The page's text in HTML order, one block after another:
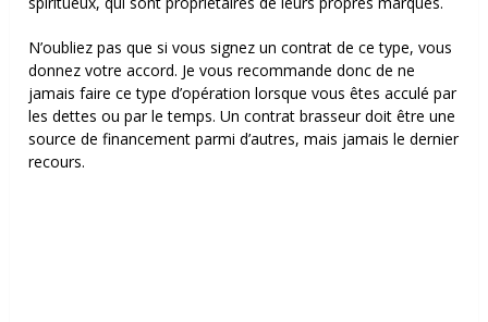
N’oubliez pas que si vous signez un contrat de ce type, vous
donnez votre accord. Je vous recommande donc de ne
jamais faire ce type d’opération lorsque vous êtes acculé par
les dettes ou par le temps. Un contrat brasseur doit être une
source de financement parmi d’autres, mais jamais le dernier
recours.